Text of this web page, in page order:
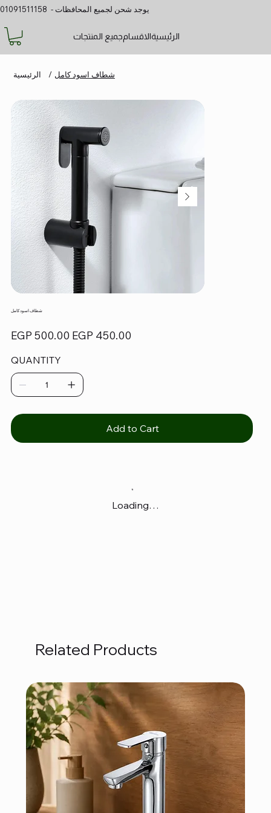
يوجد شحن لجميع المحافظات - 01091511158
الرئيسيةالاقسامجميع المنتجات
الرئيسية / شطاف اسود كامل
شطاف اسود كامل
Original
price
EGP 500.00 Sale
price
EGP 450.00
QUANTITY
Add to Cart
Loading…
Related Products